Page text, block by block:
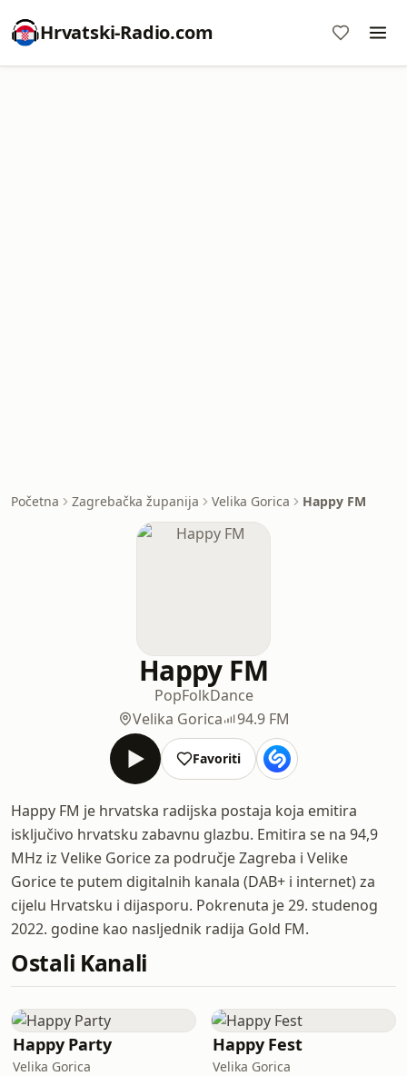
Hrvatski-Radio.com
Početna Zagrebačka županija Velika Gorica Happy FM
Happy FM
PopFolkDance
Velika Gorica
94.9 FM
Favoriti
Happy FM je hrvatska radijska postaja koja emitira
isključivo hrvatsku zabavnu glazbu. Emitira se na 94,9
MHz iz Velike Gorice za područje Zagreba i Velike
Gorice te putem digitalnih kanala (DAB+ i internet) za
cijelu Hrvatsku i dijasporu. Pokrenuta je 29. studenog
2022. godine kao nasljednik radija Gold FM.
Ostali Kanali
Happy Party
Velika Gorica
Happy Fest
Velika Gorica